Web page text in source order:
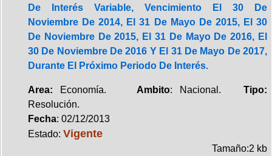
De Interés Variable, Vencimiento El 30 De
Noviembre De 2014, El 31 De Mayo De 2015, El 30
De Noviembre De 2015, El 31 De Mayo De 2016, El
30 De Noviembre De 2016 Y El 31 De Mayo De 2017,
Durante El Próximo Periodo De Interés.
Area: Economía. Ambito: Nacional.Tipo:
Resolución.
Fecha: 02/12/2013
Estado: Vigente
Tamaño:2 kb